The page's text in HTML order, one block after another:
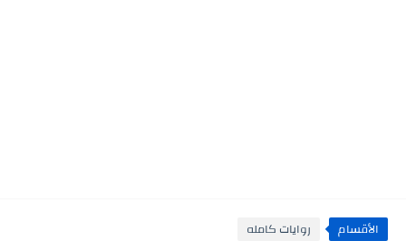
الأقسام روايات كامله